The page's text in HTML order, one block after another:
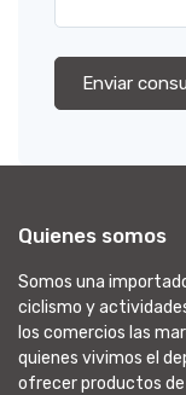
Enviar
Quienes somos
Somos una
ciclismo y
los comercios las
quienes vivimos el
ofrecer productos